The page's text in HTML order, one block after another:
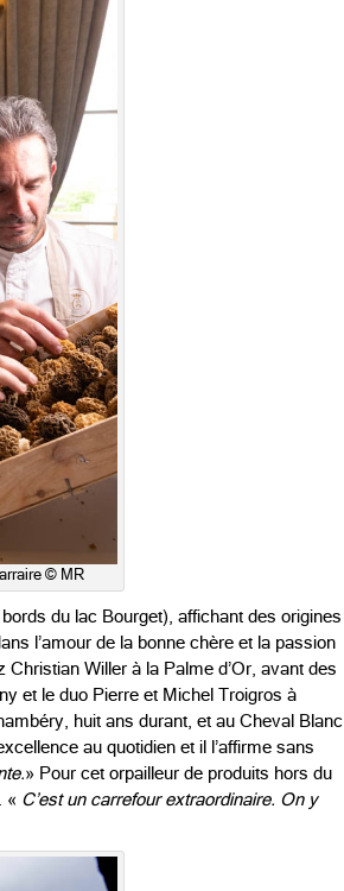
© MR
du lac Bourget), affichant des origines
l’amour de la bonne chère et la passion
Willer à la Palme d’Or, avant des
et le duo Pierre et Michel Troigros à
huit ans durant, et au Cheval Blanc
au quotidien et il l’affirme sans
» Pour cet orpailleur de produits hors du
« C’est un carrefour extraordinaire. On y